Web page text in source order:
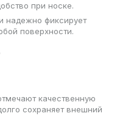
при носке.
надежно фиксирует
поверхности.
качественную
сохраняет внешний